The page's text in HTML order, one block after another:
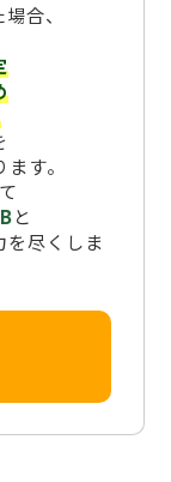
合、
す。
と
尽くしま